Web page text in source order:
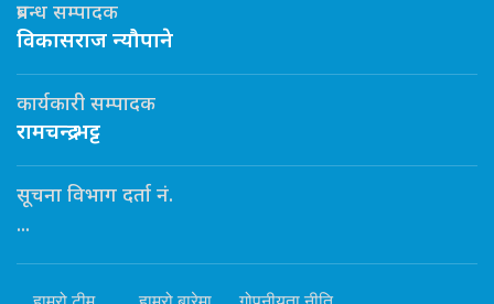
प्रबन्ध सम्पादक
विकासराज न्यौपाने
कार्यकारी सम्पादक
रामचन्द्र भट्ट
सूचना विभाग दर्ता नं.
...